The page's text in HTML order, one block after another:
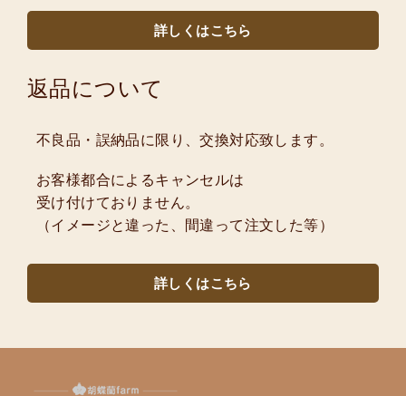
詳しくはこちら
返品について
不良品・誤納品に限り、交換対応致します。
お客様都合によるキャンセルは
受け付けておりません。
（イメージと違った、間違って注文した等）
詳しくはこちら